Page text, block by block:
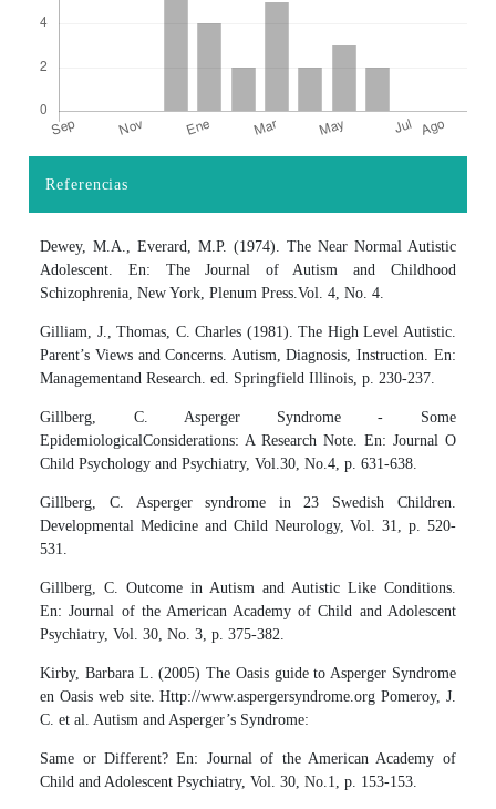
Referencias
Dewey, M.A., Everard, M.P. (1974). The Near Normal Autistic
Adolescent. En: The Journal of Autism and Childhood
Schizophrenia, New York, Plenum Press.Vol. 4, No. 4.
Gilliam, J., Thomas, C. Charles (1981). The High Level Autistic.
Parent’s Views and Concerns. Autism, Diagnosis, Instruction. En:
Managementand Research. ed. Springfield Illinois, p. 230-237.
Gillberg, C. Asperger Syndrome - Some
EpidemiologicalConsiderations: A Research Note. En: Journal O
Child Psychology and Psychiatry, Vol.30, No.4, p. 631-638.
Gillberg, C. Asperger syndrome in 23 Swedish Children.
Developmental Medicine and Child Neurology, Vol. 31, p. 520-
531.
Gillberg, C. Outcome in Autism and Autistic Like Conditions.
En: Journal of the American Academy of Child and Adolescent
Psychiatry, Vol. 30, No. 3, p. 375-382.
Kirby, Barbara L. (2005) The Oasis guide to Asperger Syndrome
en Oasis web site. Http://www.aspergersyndrome.org Pomeroy, J.
C. et al. Autism and Asperger’s Syndrome:
Same or Different? En: Journal of the American Academy of
Child and Adolescent Psychiatry, Vol. 30, No.1, p. 153-153.